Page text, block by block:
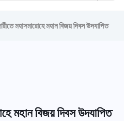
মহাসমারোহে মহান বিজয় দিবস উদযাপিত
মহান বিজয় দিবস উদযাপিত